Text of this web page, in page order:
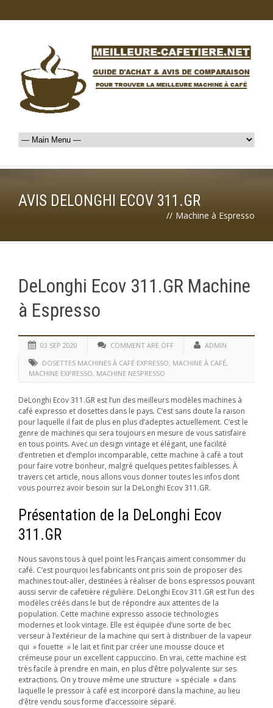
AVIS DELONGHI ECOV 311.GR
// Machine à Espresso
DeLonghi Ecov 311.GR Machine
à Espresso
03 SEP 2020 COMMENT ARE OFF
ADMIN
DOSETTES MACHINES À CAFÉ EXPRESSO, MACHINE À CAFÉ,
MACHINE EXPRESSO, MACHINE NESPRESSO
DeLonghi Ecov 311.GR est l’un des meilleurs modèles machines à
café expresso et dosettes dans le pays. C’est sans doute la raison
pour laquelle il fait de plus en plus d’adeptes actuellement. C’est le
genre de machines qui sera toujours en mesure de vous satisfaire
en tous points. Avec un design vintage et élégant, une facilité
d’entretien et d’emploi incomparable, cette machine à café a tout
pour faire votre bonheur, malgré quelques petites faiblesses. À
travers cet article, nous allons vous donner toutes les infos dont
vous pourrez avoir besoin sur la DeLonghi Ecov 311.GR.
Présentation de la DeLonghi Ecov
311.GR
Nous savons tous à quel point les Français aiment consommer du
café. C’est pourquoi les fabricants ont pris soin de proposer des
machines tout-aller, destinées à réaliser de bons espressos pouvant
aussi servir de cafetière régulière. DeLonghi Ecov 311.GR est l’un des
modèles créés dans le but de répondre aux attentes de la
population. Cette machine expresso associe technologies
modernes et look vintage. Elle est équipée d’une sorte de bec
verseur à l’extérieur de la machine qui sert à distribuer de la vapeur
qui » fouette » le lait et finit par créer une mousse douce et
crémeuse pour un excellent cappuccino. En vrai, cette machine est
très facile à prendre en main, en plus d’être polyvalente sur ses
extractions. On y trouve même une structure » spéciale » dans
laquelle le pressoir à café est incorporé dans la machine, au lieu
d’être vendu sous forme d’accessoire séparé.